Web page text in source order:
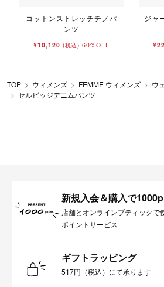
コットンストレッチチノパ
ンツ
¥10,120 (税込) 60%OFF
ジャ
TOP ウィメンズ FEMME ウィメンズ ウ
セルビッジデニムパンツ
新規入会＆購入で
店舗とオンラインブティックで
ポイントサービス
ギフトラッピング
517円（税込）にて承ります